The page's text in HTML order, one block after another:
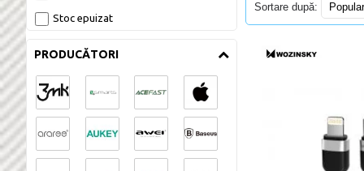
Stoc epuizat
PRODUCĂTORI
Sortare după: